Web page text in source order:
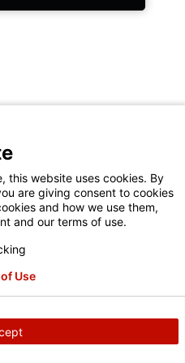
a vyšší
bezobslužné
pro servis podvozků.
najdete v našich
o ochraně osobních údajů
this website uses cookies. By
are giving consent to cookies
and how we use them,
and our terms of use.
Use